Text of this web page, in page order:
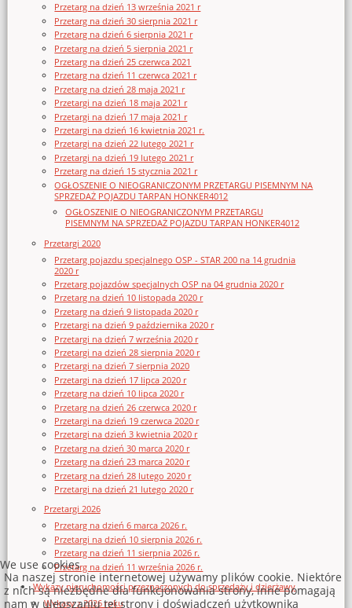
Przetarg na dzień 13 września 2021 r
Przetarg na dzień 30 sierpnia 2021 r
Przetarg na dzień 6 sierpnia 2021 r
Przetarg na dzień 5 sierpnia 2021 r
Przetarg na dzień 25 czerwca 2021
Przetarg na dzień 11 czerwca 2021 r
Przetarg na dzień 28 maja 2021 r
Przetargi na dzień 18 maja 2021 r
Przetargi na dzień 17 maja 2021 r
Przetargi na dzień 16 kwietnia 2021 r.
Przetargi na dzień 22 lutego 2021 r
Przetargi na dzień 19 lutego 2021 r
Przetarg na dzień 15 stycznia 2021 r
OGŁOSZENIE O NIEOGRANICZONYM PRZETARGU PISEMNYM NA
SPRZEDAŻ POJAZDU TARPAN HONKER4012
OGŁOSZENIE O NIEOGRANICZONYM PRZETARGU
PISEMNYM NA SPRZEDAŻ POJAZDU TARPAN HONKER4012
Przetargi 2020
Przetarg pojazdu specjalnego OSP - STAR 200 na 14 grudnia
2020 r
Przetarg pojazdów specjalnych OSP na 04 grudnia 2020 r
Przetarg na dzień 10 listopada 2020 r
Przetarg na dzień 9 listopada 2020 r
Przetargi na dzień 9 października 2020 r
Przetargi na dzień 7 września 2020 r
Przetargi na dzień 28 sierpnia 2020 r
Przetargi na dzień 7 sierpnia 2020
Przetargi na dzień 17 lipca 2020 r
Przetarg na dzień 10 lipca 2020 r
Przetarg na dzień 26 czerwca 2020 r
Przetargi na dzień 19 czerwca 2020 r
Przetargi na dzień 3 kwietnia 2020 r
Przetarg na dzień 30 marca 2020 r
Przetarg na dzień 23 marca 2020 r
Przetarg na dzień 28 lutego 2020 r
Przetargi na dzień 21 lutego 2020 r
Przetargi 2026
Przetarg na dzień 6 marca 2026 r.
Przetargi na dzień 10 sierpnia 2026 r.
Przetarg na dzień 11 sierpnia 2026 r.
Przetarg na dzień 11 września 2026 r.
Wykazy nieruchomości przeznaczonych do sprzedaży i dzierżawy
Wykazy z 2026 roku
We use cookies
Na naszej stronie internetowej używamy plików cookie. Niektóre
z nich są niezbędne dla funkcjonowania strony, inne pomagają
nam w ulepszaniu tej strony i doświadczeń użytkownika